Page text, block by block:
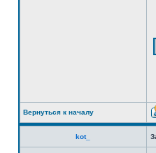
Вернуться к началу
kot_